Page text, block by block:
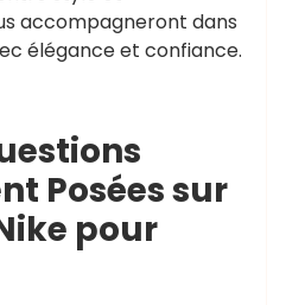
accompagneront dans
élégance et confiance.
Posées sur
pour